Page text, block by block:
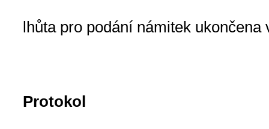
lhůta pro podání námitek ukončena
Protokol